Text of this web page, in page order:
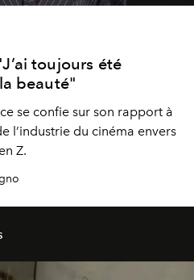
toujours été
beauté"
se confie sur son rapport à
l’industrie du cinéma envers
Z.